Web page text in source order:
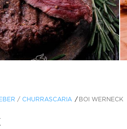
/ CHURRASCARIA BOI WERNECK